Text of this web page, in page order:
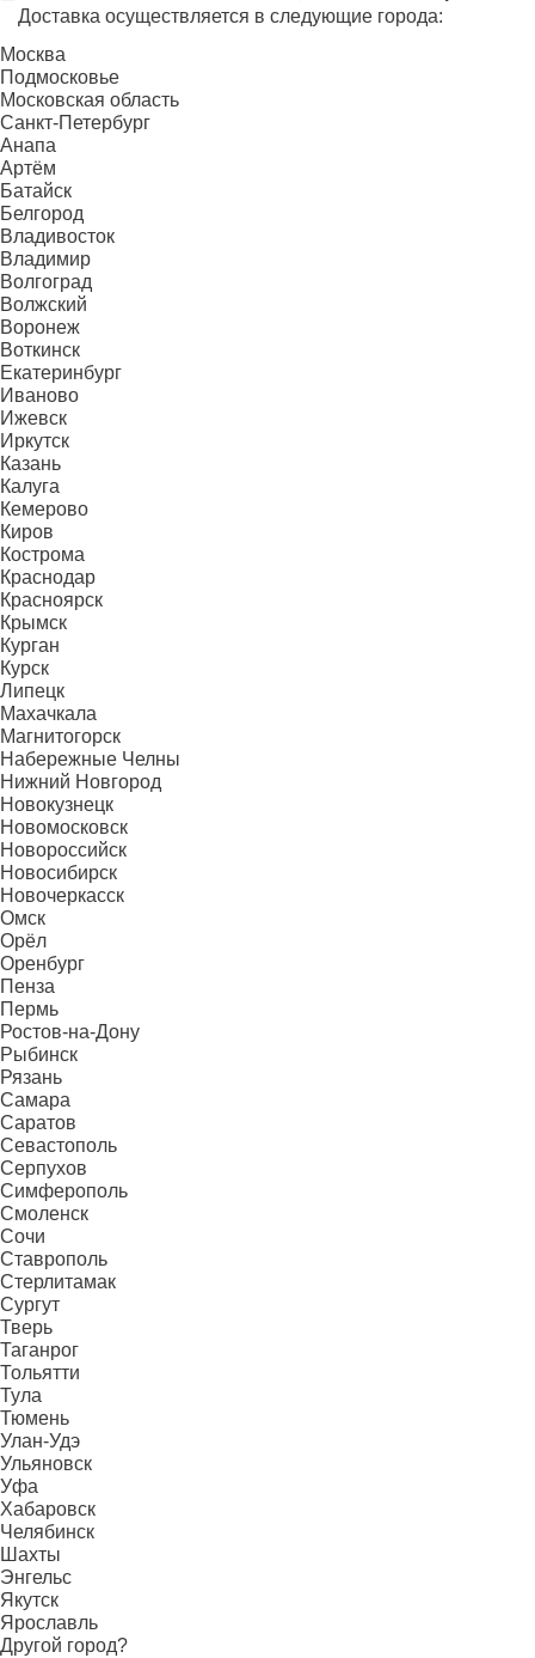
Доставка осуществляется в следующие города:
Москва
Подмосковье
Московская область
Санкт-Петербург
Анапа
Артём
Батайск
Белгород
Владивосток
Владимир
Волгоград
Волжский
Воронеж
Воткинск
Екатеринбург
Иваново
Ижевск
Иркутск
Казань
Калуга
Кемерово
Киров
Кострома
Краснодар
Красноярск
Крымск
Курган
Курск
Липецк
Махачкала
Магнитогорск
Набережные Челны
Нижний Новгород
Новокузнецк
Новомосковск
Новороссийск
Новосибирск
Новочеркасск
Омск
Орёл
Оренбург
Пенза
Пермь
Ростов-на-Дону
Рыбинск
Рязань
Самара
Саратов
Севастополь
Серпухов
Симферополь
Смоленск
Сочи
Ставрополь
Стерлитамак
Сургут
Тверь
Таганрог
Тольятти
Тула
Тюмень
Улан-Удэ
Ульяновск
Уфа
Хабаровск
Челябинск
Шахты
Энгельс
Якутск
Ярославль
Другой город?